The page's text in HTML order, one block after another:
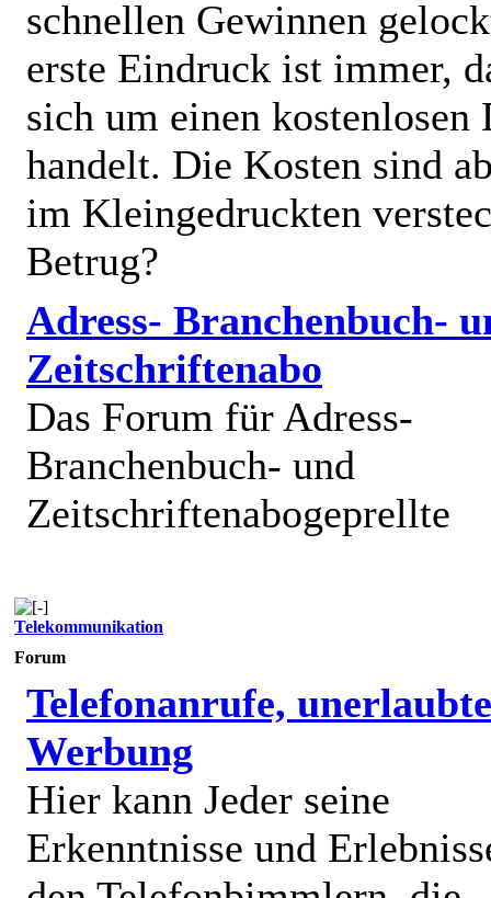
schnellen Gewinnen
erste Eindruck ist immer,
sich um einen kostenlosen
handelt. Die Kosten sind
im Kleingedruckten
Betrug?
Adress- Branchenbuch-
Zeitschriftenabo
Das Forum für Adress-
Branchenbuch- und
Zeitschriftenabogeprellte
Telekommunikation
Forum
Telefonanrufe, unerlaubte
Werbung
Hier kann Jeder seine
Erkenntnisse und